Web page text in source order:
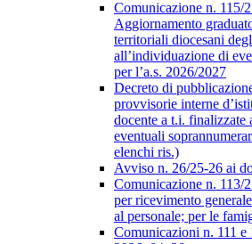
Comunicazione n. 115/
Aggiornamento
territoriali diocesani
all’individuazione di
per l’a.s. 2026/2027
Decreto di
provvisorie interne
docente a t.i. finalizzate
eventuali
elenchi ris.)
Avviso n. 26/25-26 ai
Comunicazione n. 113/
per ricevimento
al personale; per le
Comunicazioni n. 111 e